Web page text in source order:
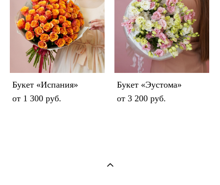
Букет «Испания»
от 1 300 pуб.
Букет «Эустома»
от 3 200 pуб.